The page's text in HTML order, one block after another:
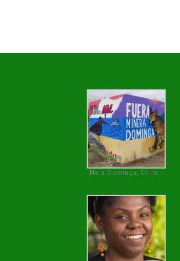
No a Dominga, Chile